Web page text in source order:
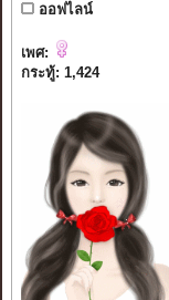
ออฟไลน์
เพศ:
กระทู้: 1,424